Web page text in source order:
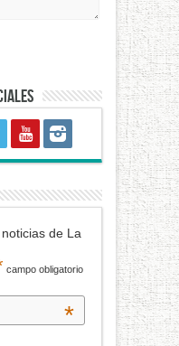
de La
campo obligatorio
*